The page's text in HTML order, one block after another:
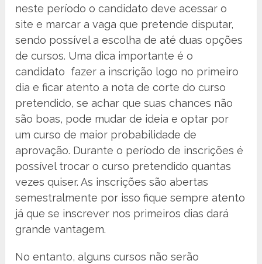
neste período o candidato deve acessar o
site e marcar a vaga que pretende disputar,
sendo possível a escolha de até duas opções
de cursos. Uma dica importante é o
candidato fazer a inscrição logo no primeiro
dia e ficar atento a nota de corte do curso
pretendido, se achar que suas chances não
são boas, pode mudar de ideia e optar por
um curso de maior probabilidade de
aprovação. Durante o período de inscrições é
possível trocar o curso pretendido quantas
vezes quiser. As inscrições são abertas
semestralmente por isso fique sempre atento
já que se inscrever nos primeiros dias dará
grande vantagem.
No entanto, alguns cursos não serão